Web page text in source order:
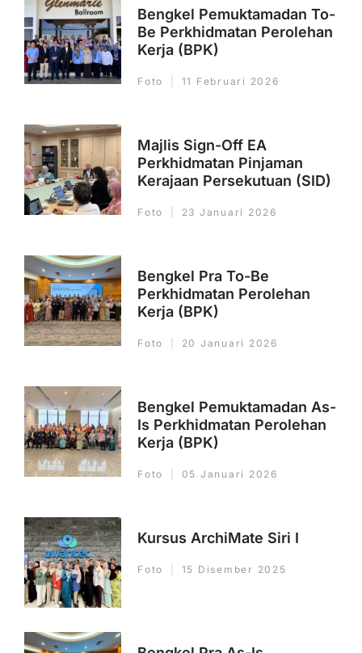
Bengkel Pemuktamadan To-
Be Perkhidmatan Perolehan
Kerja (BPK)
Foto 11 Februari 2026
Majlis Sign-Off EA
Perkhidmatan Pinjaman
Kerajaan Persekutuan (SID)
Foto 23 Januari 2026
Bengkel Pra To-Be
Perkhidmatan Perolehan
Kerja (BPK)
Foto 20 Januari 2026
Bengkel Pemuktamadan As-
Is Perkhidmatan Perolehan
Kerja (BPK)
Foto 05 Januari 2026
Kursus ArchiMate Siri I
Foto 15 Disember 2025